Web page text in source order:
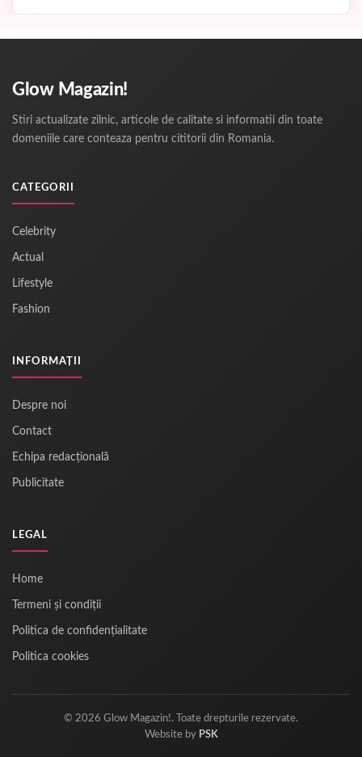
Glow Magazin!
Stiri actualizate zilnic, articole de calitate si informatii din toate
domeniile care conteaza pentru cititorii din Romania.
CATEGORII
Celebrity
Actual
Lifestyle
Fashion
INFORMAȚII
Despre noi
Contact
Echipa redacțională
Publicitate
LEGAL
Home
Termeni și condiții
Politica de confidențialitate
Politica cookies
© 2026 Glow Magazin!. Toate drepturile rezervate.
Website by PSK